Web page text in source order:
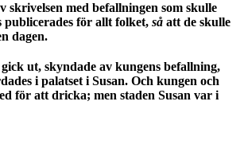
skrivelsen med befallningen som skulle
publicerades för allt folket, så att de skulle
dagen.
ut, skyndade av kungens befallning,
i palatset i Susan. Och kungen och
för att dricka; men staden Susan var i